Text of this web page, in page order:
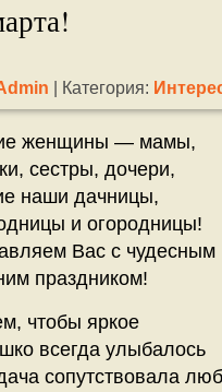
| Категория:
женщины — мамы,
сестры, дочери,
наши дачницы,
и огородницы!
Вас с чудесным
праздником!
чтобы яркое
всегда улыбалось
сопутствовала